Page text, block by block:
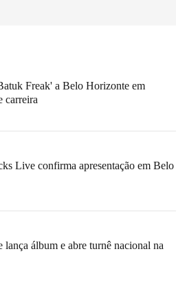
Freak' a Belo Horizonte em
carreira
Live confirma apresentação em Belo
lança álbum e abre turnê nacional na